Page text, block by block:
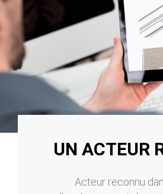
UN ACTEUR
Acteur reconnu